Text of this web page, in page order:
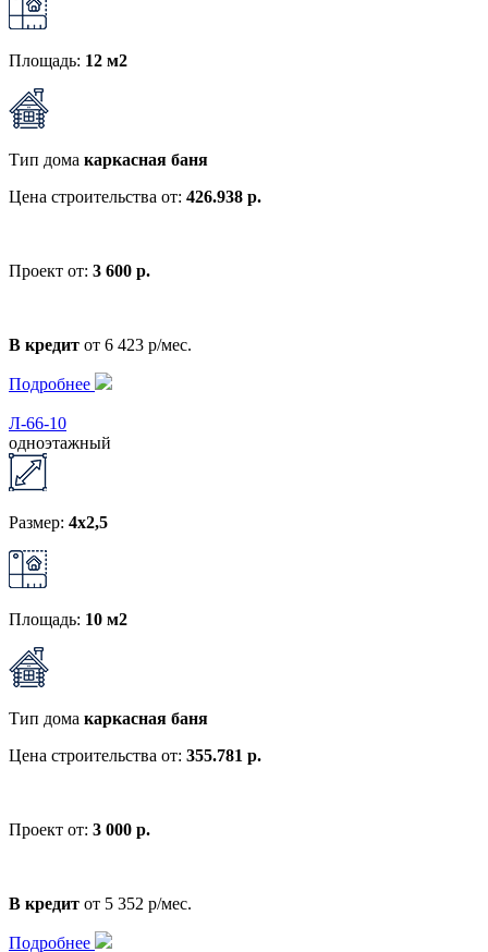
Площадь: 12 м2
Тип дома каркасная баня
Цена строительства от: 426.938 р.
Проект от: 3 600 р.
В кредит от 6 423 р/мес.
Подробнее
Л-66-10
одноэтажный
Размер: 4x2,5
Площадь: 10 м2
Тип дома каркасная баня
Цена строительства от: 355.781 р.
Проект от: 3 000 р.
В кредит от 5 352 р/мес.
Подробнее